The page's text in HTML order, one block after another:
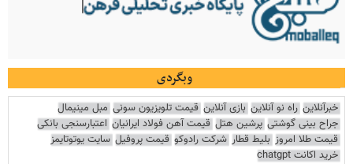
وبگردی
خبرآنلاین راه نو آنلاین بازی آنلاین قیمت تلویزیون سونی مبل مینیمال
جراح بینی گوشتی پرشین هتل قیمت آهن فولاد ایرانیان اعتبارسنجی بانکی
قیمت طلا امروز بلیط قطار شرکت رادوکو قیمت پروفیل سایت یوتوتایمز
خرید اکانت chatgpt